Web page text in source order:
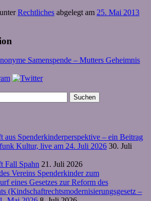
Rechtliches abgelegt am 25. Mai 2013
Samenspende – Mutters Geheimnis
aus Spenderkinderperspektive – ein Beitrag
Kultur, live am 24. Juli 2026 30. Juli
Fall Spahn 21. Juli 2026
Vereins Spenderkinder zum
eines Gesetzes zur Reform des
(Kindschaftrechtsmodernisierungsgesetz –